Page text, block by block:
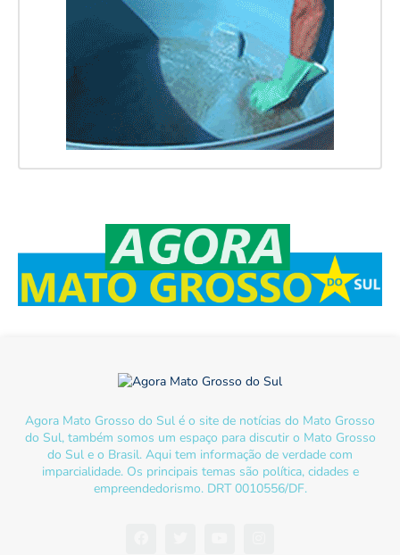
Agora Mato Grosso do Sul é o site de notícias do Mato Grosso
do Sul, também somos um espaço para discutir o Mato Grosso
do Sul e o Brasil. Aqui tem informação de verdade com
imparcialidade. Os principais temas são política, cidades e
empreendedorismo. DRT 0010556/DF.